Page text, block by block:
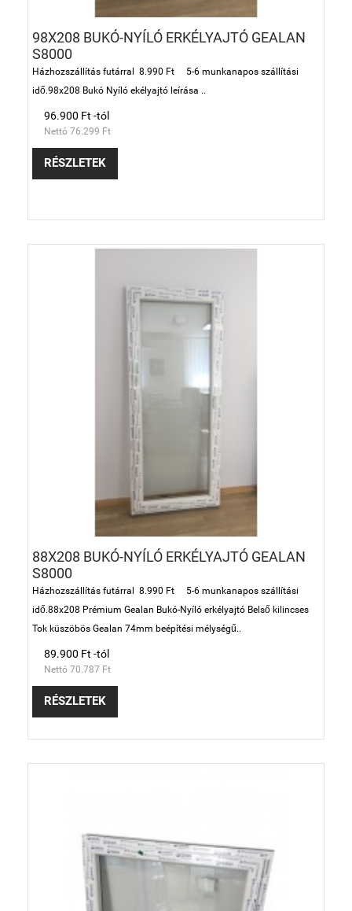
98X208 BUKÓ-NYÍLÓ ERKÉLYAJTÓ GEALAN
S8000
Házhozszállítás futárral 8.990 Ft 5-6 munkanapos szállítási
idő.98x208 Bukó Nyíló ekélyajtó leírása ..
96.900 Ft -tól
Nettó 76.299 Ft
RÉSZLETEK
88X208 BUKÓ-NYÍLÓ ERKÉLYAJTÓ GEALAN
S8000
Házhozszállítás futárral 8.990 Ft 5-6 munkanapos szállítási
idő.88x208 Prémium Gealan Bukó-Nyíló erkélyajtó Belső kilincses
Tok küszöbös Gealan 74mm beépítési mélységű..
89.900 Ft -tól
Nettó 70.787 Ft
RÉSZLETEK